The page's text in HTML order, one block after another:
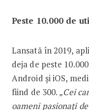
Peste 10.000 de
Lansată în 2019,
deja de peste
Android și iOS,
fiind de 300. „Cei
oameni pasionați